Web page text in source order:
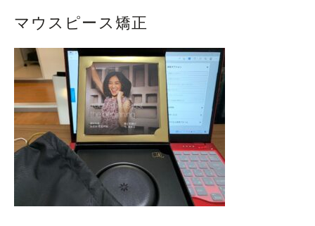
マウスピース矯正